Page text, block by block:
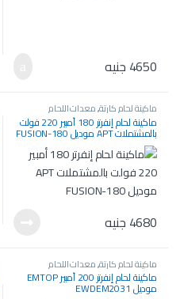
4650 جنيه
ماكينة لحام كارتة,معدات اللحام
والسمكرة ماكينة لحام إنفرتر 180 أمبير 220 فولت
بالمشتملات APT موديل FUSION-180
4680 جنيه
ماكينة لحام كارتة,معدات اللحام
والسمكرة,معدات كهربائية ماكينة لحام إنفرتر 200 أمبير EMTOP
موديل EWDEM2031